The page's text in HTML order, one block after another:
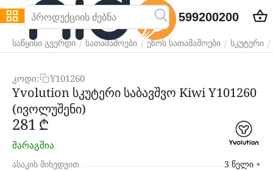
599200200
საწყისი გვერდი / სათამაშოები / ეზოს სათამაშოები / სკუტერი /
კოდი: Y101260
Yvolution სკუტერი საბავშვო Kiwi Y101260
(ივოლუშენი)
‍281‍ ₾
მარაგშია
ასაკის მიხედვით
3 წელი +